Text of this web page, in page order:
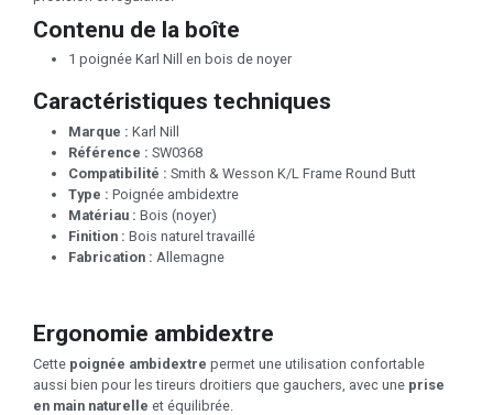
Contenu de la boîte
1 poignée Karl Nill en bois de noyer
Caractéristiques techniques
Marque : Karl Nill
Référence : SW0368
Compatibilité : Smith & Wesson K/L Frame Round Butt
Type : Poignée ambidextre
Matériau : Bois (noyer)
Finition : Bois naturel travaillé
Fabrication : Allemagne
Ergonomie ambidextre
Cette poignée ambidextre permet une utilisation confortable
aussi bien pour les tireurs droitiers que gauchers, avec une prise
en main naturelle et équilibrée.